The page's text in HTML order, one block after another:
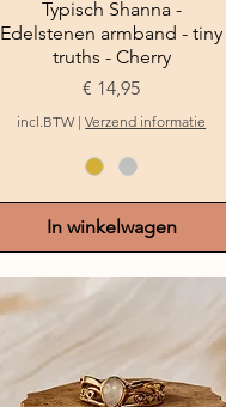
Snel overzicht
Typisch Shanna -
Edelstenen armband - tiny
truths - Cherry
Prijs
€ 14,95
incl.BTW |Verzend informatie
In winkelwagen